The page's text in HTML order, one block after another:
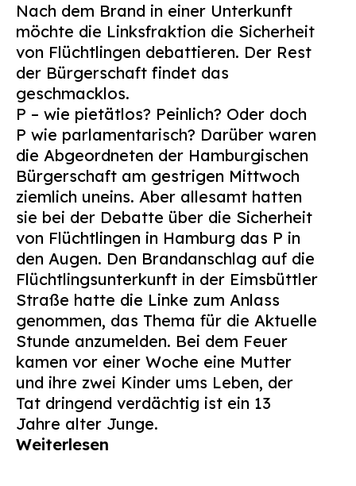
Über Uns
Infos & Broschüren
Archiv
Kontakt
Suchen
nach:
Nach dem Brand in einer Unterkunft
möchte die Linksfraktion die Sicherheit
von Flüchtlingen debattieren. Der Rest
der Bürgerschaft findet das
geschmacklos.
P – wie pietätlos? Peinlich? Oder doch
P wie parlamentarisch? Darüber waren
die Abgeordneten der Hamburgischen
Bürgerschaft am gestrigen Mittwoch
ziemlich uneins. Aber allesamt hatten
sie bei der Debatte über die Sicherheit
von Flüchtlingen in Hamburg das P in
den Augen. Den Brandanschlag auf die
Flüchtlingsunterkunft in der Eimsbüttler
Straße hatte die Linke zum Anlass
genommen, das Thema für die Aktuelle
Stunde anzumelden. Bei dem Feuer
kamen vor einer Woche eine Mutter
und ihre zwei Kinder ums Leben, der
Tat dringend verdächtig ist ein 13
Jahre alter Junge.
Weiterlesen